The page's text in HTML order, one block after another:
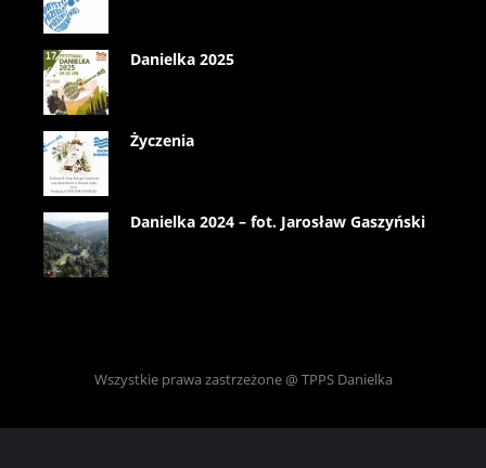
Danielka 2025
Życzenia
Danielka 2024 – fot. Jarosław Gaszyński
Wszystkie prawa zastrzeżone @ TPPS Danielka